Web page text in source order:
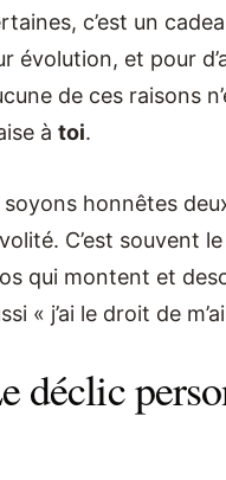
c’est un
évolution, et pour
de ces raisons
à toi.
soyons honnêtes
C’est souvent
qui montent et
« j’ai le droit de
déclic